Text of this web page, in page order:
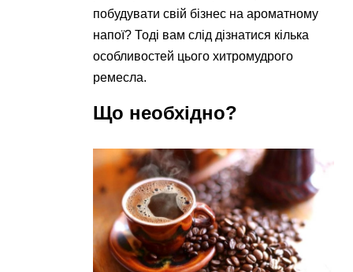
побудувати свій бізнес на ароматному
напої? Тоді вам слід дізнатися кілька
особливостей цього хитромудрого
ремесла.
Що необхідно?